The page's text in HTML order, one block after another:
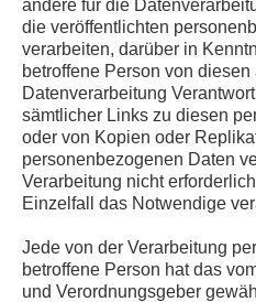
andere für die
die veröffentlichten
verarbeiten, darüber in
betroffene Person von
Datenverarbeitung
sämtlicher Links zu diesen
oder von Kopien oder
personenbezogenen Daten
Verarbeitung nicht
Einzelfall das Notwendige
Jede von der Verarbeitung
betroffene Person hat das
und Verordnungsgeber